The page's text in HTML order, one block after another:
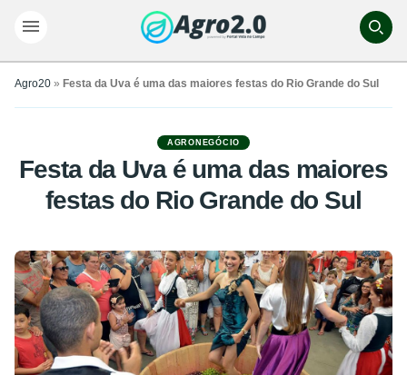
Agro20 » Festa da Uva é uma das maiores festas do Rio Grande do Sul
AGRONEGÓCIO
Festa da Uva é uma das maiores
festas do Rio Grande do Sul